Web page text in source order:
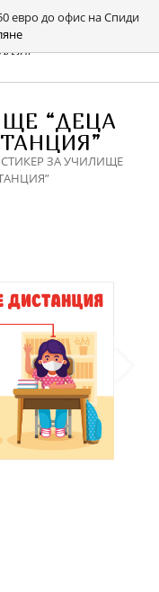
евро до офис на Спиди
“ДЕЦА
ЗА УЧИЛИЩЕ